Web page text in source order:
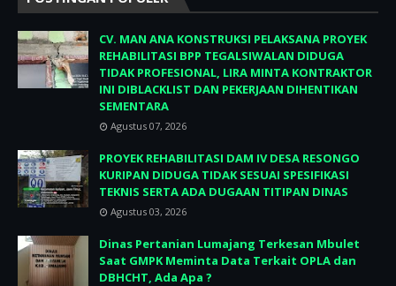
CV. MAN ANA KONSTRUKSI PELAKSANA PROYEK
REHABILITASI BPP TEGALSIWALAN DIDUGA
TIDAK PROFESIONAL, LIRA MINTA KONTRAKTOR
INI DIBLACKLIST DAN PEKERJAAN DIHENTIKAN
SEMENTARA
Agustus 07, 2026
PROYEK REHABILITASI DAM IV DESA RESONGO
KURIPAN DIDUGA TIDAK SESUAI SPESIFIKASI
TEKNIS SERTA ADA DUGAAN TITIPAN DINAS
Agustus 03, 2026
Dinas Pertanian Lumajang Terkesan Mbulet
Saat GMPK Meminta Data Terkait OPLA dan
DBHCHT, Ada Apa ?